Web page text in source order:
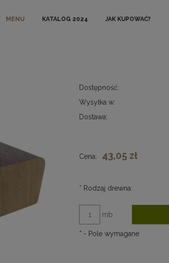
MENU KATALOG 2024 JAK KUPOWAĆ?
Dostępność:
Wysyłka w:
Dostawa:
Cena: 43,05 zł
* Rodzaj drewna:
mb
* - Pole wymagane